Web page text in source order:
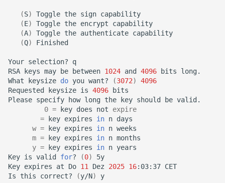
(S) Toggle the sign
(E) Toggle the encrypt
(A) Toggle the authenticate
(Q) Finished
Your selection?
q
RSA
keys may be between 1024 and 4096 bits
long.
What
keysize do you want? (3072)
4096
Requested
keysize is 4096
bits
Please specify how long the key should be
0 = key does not
expire
=
key expires in n
w = key expires in n
m = key expires in n
y = key expires in n years
Key is valid for? (0)
5y
Key expires at Do 11 Dez 2025 16:03:37 CET
Is
this correct? (y/N) y